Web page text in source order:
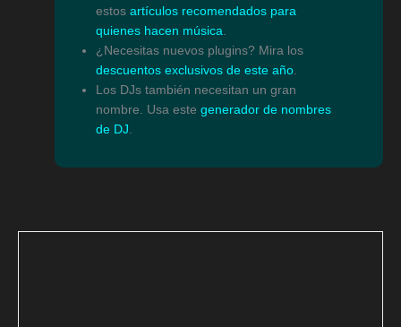
estosartículos recomendados para
quienes hacen música.
¿Necesitas nuevos plugins? Mira los
descuentos exclusivos de este año.
Los DJs también necesitan un gran
nombre. Usa estegenerador de nombres
de DJ.